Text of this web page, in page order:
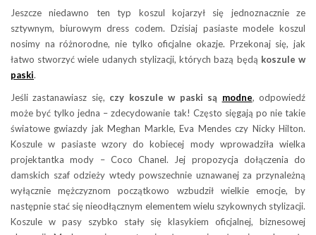
Jeszcze niedawno ten typ koszul kojarzył się jednoznacznie ze
sztywnym, biurowym dress codem. Dzisiaj pasiaste modele koszul
nosimy na różnorodne, nie tylko oficjalne okazje. Przekonaj się, jak
łatwo stworzyć wiele udanych stylizacji, których bazą będą koszule w
paski.
Jeśli zastanawiasz się, czy koszule w paski są modne, odpowiedź
może być tylko jedna – zdecydowanie tak! Często sięgają po nie takie
światowe gwiazdy jak Meghan Markle, Eva Mendes czy Nicky Hilton.
Koszule w pasiaste wzory do kobiecej mody wprowadziła wielka
projektantka mody – Coco Chanel. Jej propozycja dołączenia do
damskich szaf odzieży wtedy powszechnie uznawanej za przynależną
wyłącznie mężczyznom początkowo wzbudził wielkie emocje, by
następnie stać się nieodłącznym elementem wielu szykownych stylizacji.
Koszule w pasy szybko stały się klasykiem oficjalnej, biznesowej